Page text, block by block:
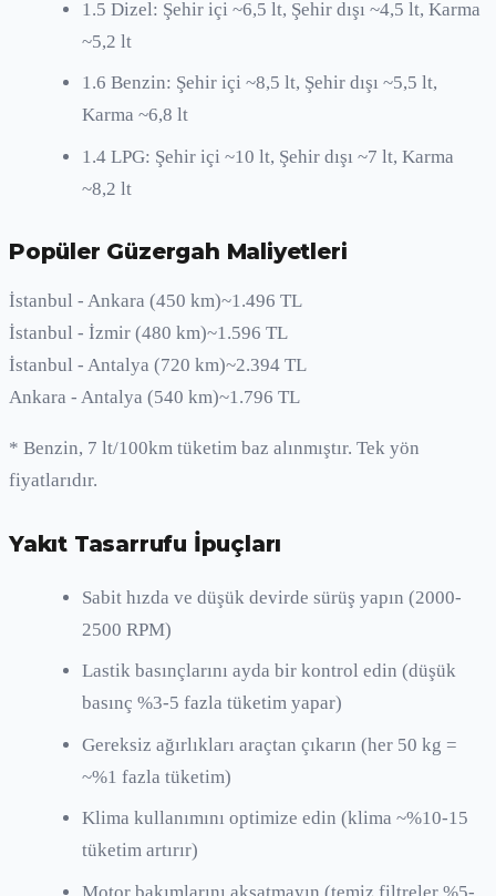
1.5 Dizel: Şehir içi ~6,5 lt, Şehir dışı ~4,5 lt, Karma
~5,2 lt
1.6 Benzin: Şehir içi ~8,5 lt, Şehir dışı ~5,5 lt,
Karma ~6,8 lt
1.4 LPG: Şehir içi ~10 lt, Şehir dışı ~7 lt, Karma
~8,2 lt
Popüler Güzergah Maliyetleri
İstanbul - Ankara (450 km)~1.496 TL
İstanbul - İzmir (480 km)~1.596 TL
İstanbul - Antalya (720 km)~2.394 TL
Ankara - Antalya (540 km)~1.796 TL
* Benzin, 7 lt/100km tüketim baz alınmıştır. Tek yön
fiyatlarıdır.
Yakıt Tasarrufu İpuçları
Sabit hızda ve düşük devirde sürüş yapın (2000-
2500 RPM)
Lastik basınçlarını ayda bir kontrol edin (düşük
basınç %3-5 fazla tüketim yapar)
Gereksiz ağırlıkları araçtan çıkarın (her 50 kg =
~%1 fazla tüketim)
Klima kullanımını optimize edin (klima ~%10-15
tüketim artırır)
Motor bakımlarını aksatmayın (temiz filtreler %5-